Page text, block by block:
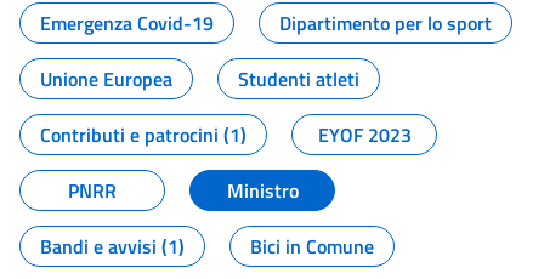
Emergenza Covid-19
Dipartimento per lo sport
Unione Europea
Studenti atleti
Contributi e patrocini (1)
EYOF 2023
PNRR
Ministro
Bandi e avvisi (1)
Bici in Comune